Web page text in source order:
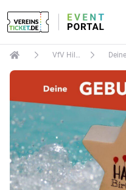
VfV Hildesheim e.V.